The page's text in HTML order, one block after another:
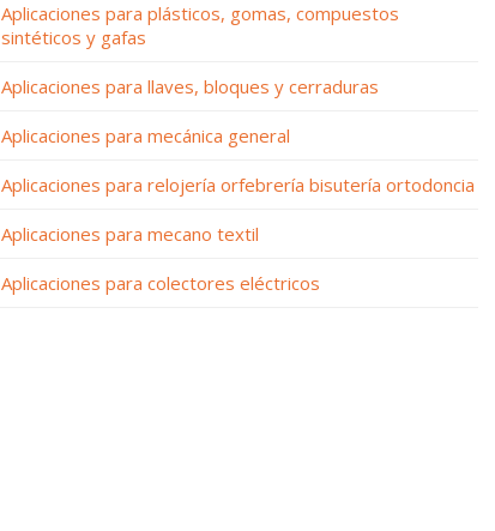
Aplicaciones para plásticos, gomas, compuestos
sintéticos y gafas
Aplicaciones para llaves, bloques y cerraduras
Aplicaciones para mecánica general
Aplicaciones para relojería orfebrería bisutería ortodoncia
Aplicaciones para mecano textil
Aplicaciones para colectores eléctricos